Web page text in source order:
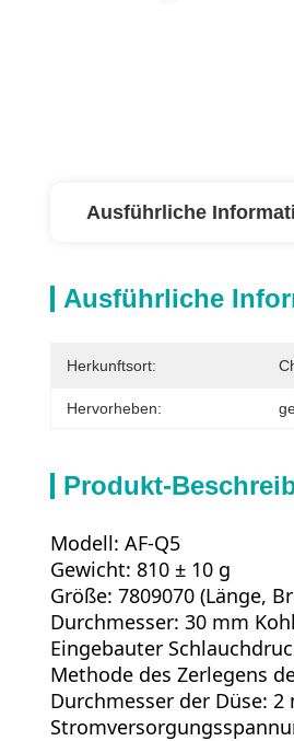
Ausführliche
Ausführliche
Herkunftsort:
Hervorheben:
Produkt-
Modell: AF-Q5
Gewicht: 810 ± 10 g
Größe: 7809070 (Länge,
Durchmesser: 30 mm
Eingebauter
Methode des Zerlegens
Durchmesser der Düse: